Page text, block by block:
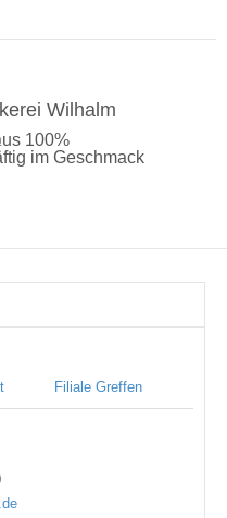
Wilhalm
100%
im Geschmack
Filiale Greffen